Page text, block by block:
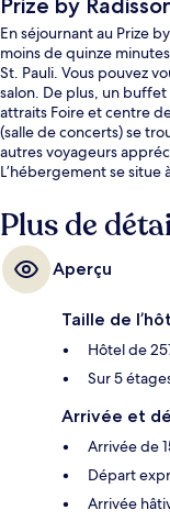
Prize by
En séjournant au Prize
moins de quinze
St. Pauli. Vous pouvez
salon. De plus, un
attraits Foire et centre
(salle de concerts) se
autres voyageurs
L’hébergement se
S-Bahn Königstrasse est
Plus de
Aperçu
Taille de
Hôtel de
Sur 5
Arrivée et
Arrivée de
Départ
Arrivée